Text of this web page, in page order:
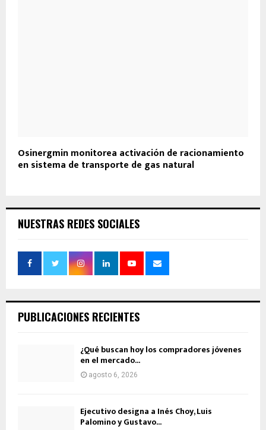
Osinergmin monitorea activación de racionamiento
en sistema de transporte de gas natural
NUESTRAS REDES SOCIALES
PUBLICACIONES RECIENTES
¿Qué buscan hoy los compradores jóvenes
en el mercado...
agosto 6, 2026
Ejecutivo designa a Inés Choy, Luis
Palomino y Gustavo...